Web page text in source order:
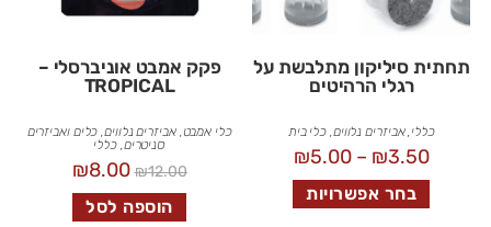
תחתית סיליקון מתלבשת על
רגלי הרהיטים
כללי,אביזרים נלווים, כלי בית
₪3.50
–
₪5.00
בחר אפשרויות
פקק אמבט אוניברסלי –
TROPICAL
כלי אמבט,אביזרים נלווים, כלים ואביזרים
סניטרים,כללי
₪12.00
₪8.00
הוספה לסל